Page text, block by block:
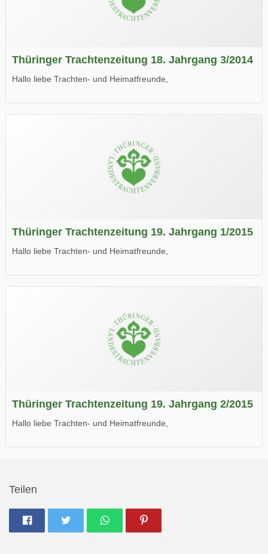
Thüringer Trachtenzeitung 18. Jahrgang 3/2014
Hallo liebe Trachten- und Heimatfreunde,
Wir wünschen Euch viel Spaß beim Lesen.
Thüringer Trachtenzeitung 19. Jahrgang 1/2015
Hallo liebe Trachten- und Heimatfreunde,
Wir wünschen Euch viel Spaß beim Lesen.
Thüringer Trachtenzeitung 19. Jahrgang 2/2015
Hallo liebe Trachten- und Heimatfreunde,
Teilen